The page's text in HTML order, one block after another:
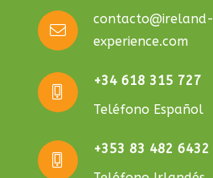
contacto@ireland-
experience.com
+34 618 315 727
Teléfono Español
+353 83 482 6432